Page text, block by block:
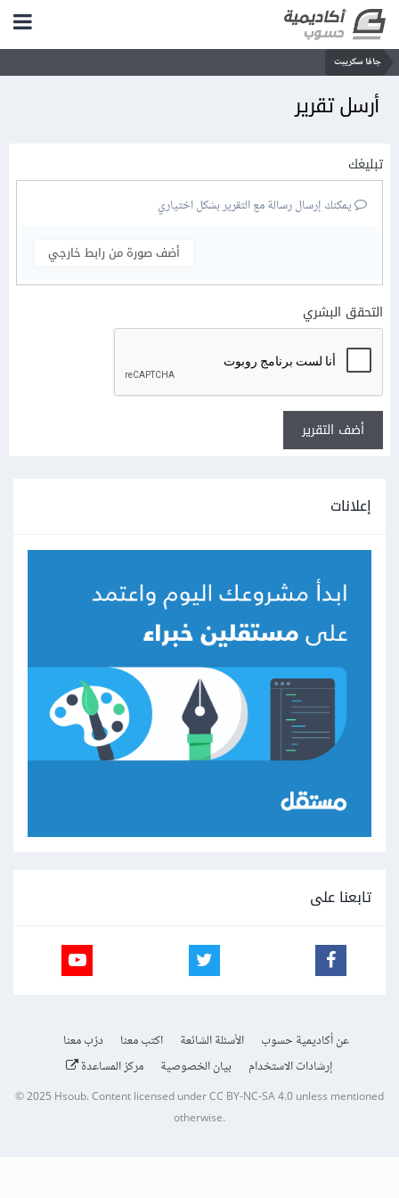
جافا سكريبت
أرسل تقرير
تبليغك
يمكنك إرسال رسالة مع التقرير بشكل اختياري
أضف صورة من رابط خارجي
التحقق البشري
أضف التقرير
إعلانات
تابعنا على
عن أكاديمية حسوب الأسئلة الشائعة اكتب معنا
درّب معنا
إرشادات الاستخدام
بيان الخصوصية مركز المساعدة
© 2025 Hsoub.Content licensed underCC BY-NC-SA 4.0unless mentioned
otherwise.